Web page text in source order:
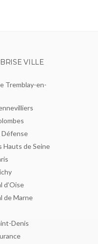
VILLE
Tremblay-en-
Défense
Hauts de Seine
d’Oise
de Marne
Denis